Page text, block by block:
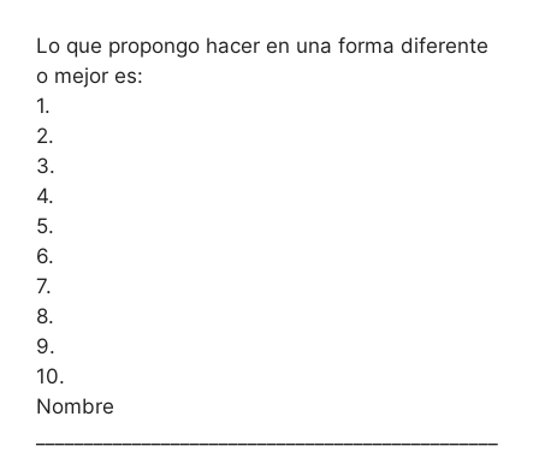
Lo que propongo hacer en una forma diferente
o mejor es:
1.
2.
3.
4.
5.
6.
7.
8.
9.
10.
Nombre